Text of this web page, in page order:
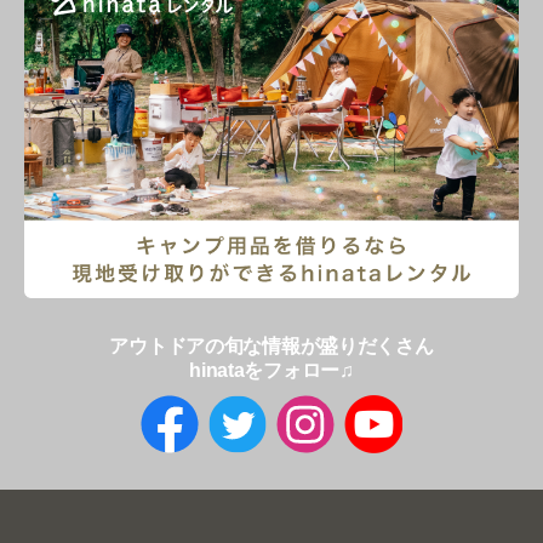
アウトドアの旬な情報が盛りだくさん
hinataをフォロー♫